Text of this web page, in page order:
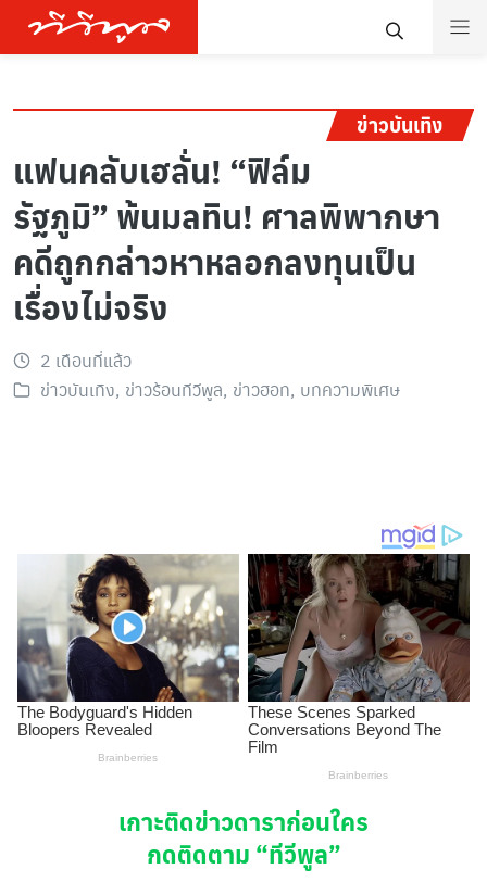
ข่าวบันเทิง
แฟนคลับเฮลั่น! “ฟิล์ม
รัฐภูมิ” พ้นมลทิน! ศาลพิพากษา
คดีถูกกล่าวหาหลอกลงทุนเป็น
เรื่องไม่จริง
2 เดือนที่แล้ว
ข่าวบันเทิง, ข่าวร้อนทีวีพูล, ข่าวฮอท, บทความพิเศษ
เกาะติดข่าวดาราก่อนใคร
กดติดตาม “ทีวีพูล”